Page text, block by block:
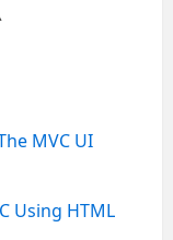
MVC UI
Using HTML